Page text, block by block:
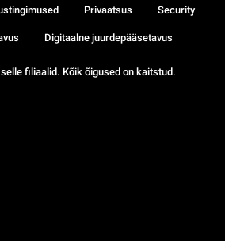
filiaalid. Kõik õigused on kaitstud.
Privaatsus Security
Digitaalne juurdepääsetavus